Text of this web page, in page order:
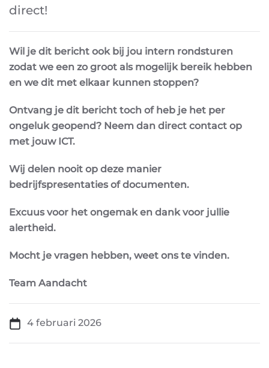
direct!
Wil je dit bericht ook bij jou intern rondsturen
zodat we een zo groot als mogelijk bereik hebben
en we dit met elkaar kunnen stoppen?
Ontvang je dit bericht toch of heb je het per
ongeluk geopend? Neem dan direct contact op
met jouw ICT.
Wij delen nooit op deze manier
bedrijfspresentaties of documenten.
Excuus voor het ongemak en dank voor jullie
alertheid.
Mocht je vragen hebben, weet ons te vinden.
Team Aandacht
4 februari 2026